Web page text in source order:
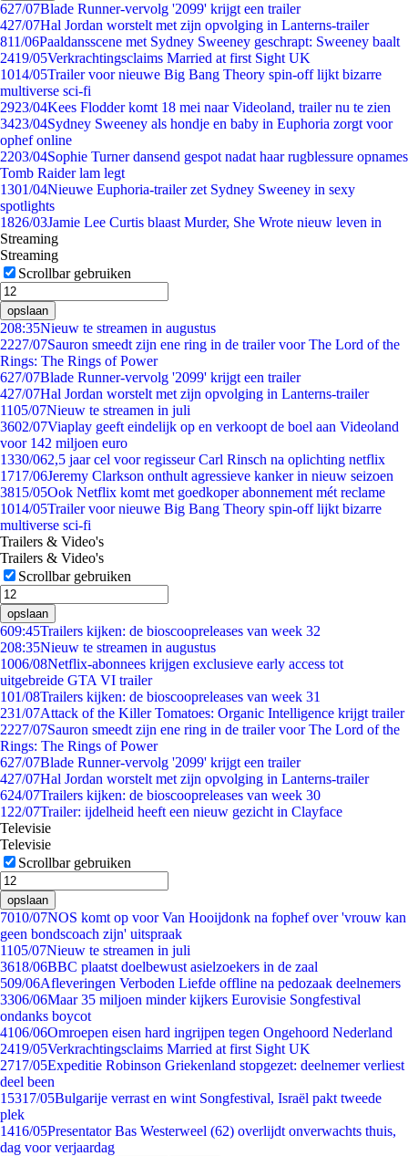
627/07Blade Runner-vervolg '2099' krijgt een trailer
427/07Hal Jordan worstelt met zijn opvolging in Lanterns-trailer
811/06Paaldansscene met Sydney Sweeney geschrapt: Sweeney baalt
2419/05Verkrachtingsclaims Married at first Sight UK
1014/05Trailer voor nieuwe Big Bang Theory spin-off lijkt bizarre
multiverse sci-fi
2923/04Kees Flodder komt 18 mei naar Videoland, trailer nu te zien
3423/04Sydney Sweeney als hondje en baby in Euphoria zorgt voor
ophef online
2203/04Sophie Turner dansend gespot nadat haar rugblessure opnames
Tomb Raider lam legt
1301/04Nieuwe Euphoria-trailer zet Sydney Sweeney in sexy
spotlights
1826/03Jamie Lee Curtis blaast Murder, She Wrote nieuw leven in
Streaming
Streaming
Scrollbar gebruiken
opslaan
208:35Nieuw te streamen in augustus
2227/07Sauron smeedt zijn ene ring in de trailer voor The Lord of the
Rings: The Rings of Power
627/07Blade Runner-vervolg '2099' krijgt een trailer
427/07Hal Jordan worstelt met zijn opvolging in Lanterns-trailer
1105/07Nieuw te streamen in juli
3602/07Viaplay geeft eindelijk op en verkoopt de boel aan Videoland
voor 142 miljoen euro
1330/062,5 jaar cel voor regisseur Carl Rinsch na oplichting netflix
1717/06Jeremy Clarkson onthult agressieve kanker in nieuw seizoen
3815/05Ook Netflix komt met goedkoper abonnement mét reclame
1014/05Trailer voor nieuwe Big Bang Theory spin-off lijkt bizarre
multiverse sci-fi
Trailers & Video's
Trailers & Video's
Scrollbar gebruiken
opslaan
609:45Trailers kijken: de bioscoopreleases van week 32
208:35Nieuw te streamen in augustus
1006/08Netflix-abonnees krijgen exclusieve early access tot
uitgebreide GTA VI trailer
101/08Trailers kijken: de bioscoopreleases van week 31
231/07Attack of the Killer Tomatoes: Organic Intelligence krijgt trailer
2227/07Sauron smeedt zijn ene ring in de trailer voor The Lord of the
Rings: The Rings of Power
627/07Blade Runner-vervolg '2099' krijgt een trailer
427/07Hal Jordan worstelt met zijn opvolging in Lanterns-trailer
624/07Trailers kijken: de bioscoopreleases van week 30
1 22/07Trailer: ijdelheid heeft een nieuw gezicht in Clayface
Televisie
Televisie
Scrollbar gebruiken
opslaan
7010/07NOS komt op voor Van Hooijdonk na fophef over 'vrouw kan
geen bondscoach zijn' uitspraak
1105/07Nieuw te streamen in juli
3618/06BBC plaatst doelbewust asielzoekers in de zaal
509/06Afleveringen Verboden Liefde offline na pedozaak deelnemers
3306/06Maar 35 miljoen minder kijkers Eurovisie Songfestival
ondanks boycot
4106/06Omroepen eisen hard ingrijpen tegen Ongehoord Nederland
2419/05Verkrachtingsclaims Married at first Sight UK
2717/05Expeditie Robinson Griekenland stopgezet: deelnemer verliest
deel been
15317/05Bulgarije verrast en wint Songfestival, Israël pakt tweede
plek
1416/05Presentator Bas Westerweel (62) overlijdt onverwachts thuis,
dag voor verjaardag